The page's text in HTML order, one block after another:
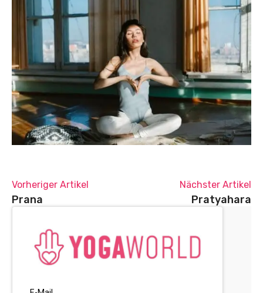
Vorheriger Artikel
Prana
Nächster Artikel
Pratyahara